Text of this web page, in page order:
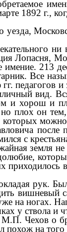
1892 г.,
Лопасня,
213
Все
вид.
хорош и
плох он
с
земля
рук.
на ногах.
у ствола и
Чехов о
на